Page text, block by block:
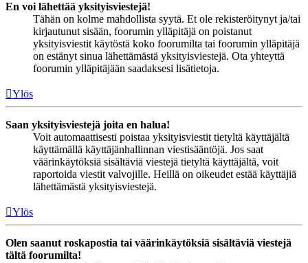
En voi lähettää yksityisviestejä!
Tähän on kolme mahdollista syytä. Et ole rekisteröitynyt ja/tai
kirjautunut sisään, foorumin ylläpitäjä on poistanut
yksityisviestit käytöstä koko foorumilta tai foorumin ylläpitäjä
on estänyt sinua lähettämästä yksityisviestejä. Ota yhteyttä
foorumin ylläpitäjään saadaksesi lisätietoja.
Ylös
Saan yksityisviestejä joita en halua!
Voit automaattisesti poistaa yksityisviestit tietyltä käyttäjältä
käyttämällä käyttäjänhallinnan viestisääntöjä. Jos saat
väärinkäytöksiä sisältäviä viestejä tietyltä käyttäjältä, voit
raportoida viestit valvojille. Heillä on oikeudet estää käyttäjiä
lähettämästä yksityisviestejä.
Ylös
Olen saanut roskapostia tai väärinkäytöksiä sisältäviä viestejä
tältä foorumilta!